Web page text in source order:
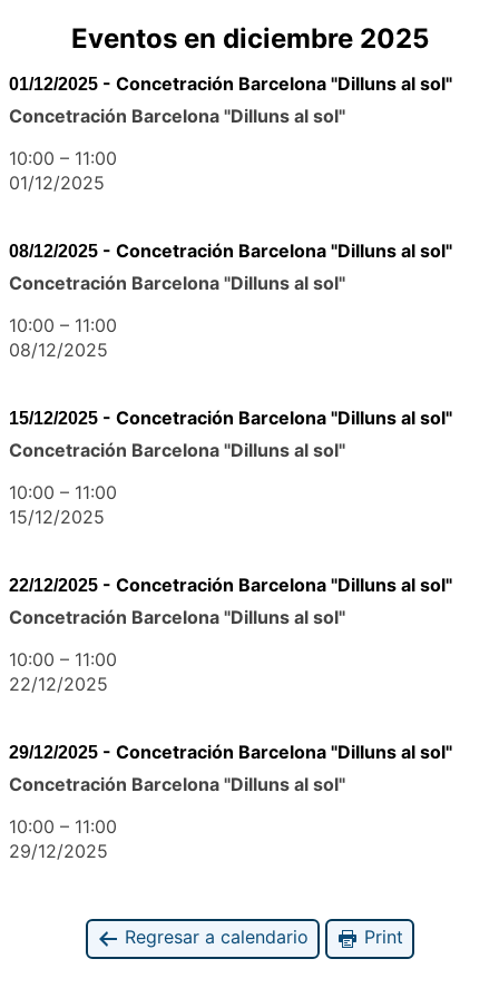
Eventos en diciembre 2025
01/12/2025 - Concetración Barcelona "Dilluns al sol"
Concetración Barcelona "Dilluns al sol"
10:00 – 11:00
01/12/2025
08/12/2025 - Concetración Barcelona "Dilluns al sol"
Concetración Barcelona "Dilluns al sol"
10:00 – 11:00
08/12/2025
15/12/2025 - Concetración Barcelona "Dilluns al sol"
Concetración Barcelona "Dilluns al sol"
10:00 – 11:00
15/12/2025
22/12/2025 - Concetración Barcelona "Dilluns al sol"
Concetración Barcelona "Dilluns al sol"
10:00 – 11:00
22/12/2025
29/12/2025 - Concetración Barcelona "Dilluns al sol"
Concetración Barcelona "Dilluns al sol"
10:00 – 11:00
29/12/2025
Regresar a calendario Print